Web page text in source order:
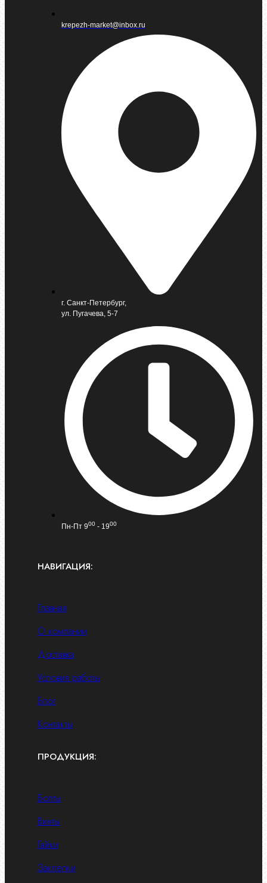
krepezh-market@inbox.ru
г. Санкт-Петербург,
ул. Пугачева, 5-7
Пн-Пт 900 - 1900
НАВИГАЦИЯ:
Главная
О компании
Доставка
Условия работы
Блог
Контакты
ПРОДУКЦИЯ:
Болты
Винты
Гайки
Заклепки